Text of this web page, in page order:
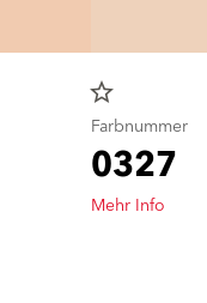
star_border
Farbnummer
0327
Mehr Info